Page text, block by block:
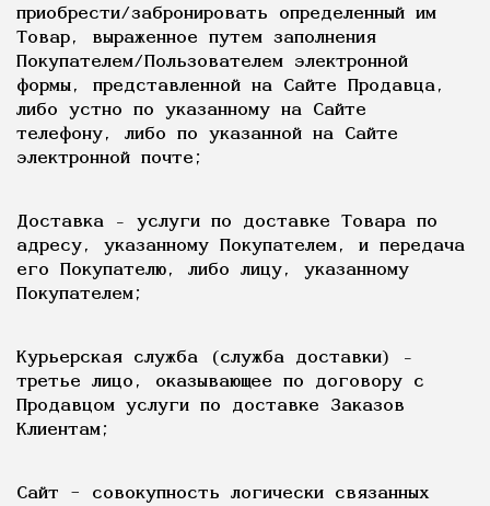
приобрести/забронировать определенный им
Товар, выраженное путем заполнения
Покупателем/Пользователем электронной
формы, представленной на Сайте Продавца,
либо устно по указанному на Сайте
телефону, либо по указанной на Сайте
электронной почте;
Доставка - услуги по доставке Товара по
адресу, указанному Покупателем, и передача
его Покупателю, либо лицу, указанному
Покупателем;
Курьерская служба (служба доставки) -
третье лицо, оказывающее по договору с
Продавцом услуги по доставке Заказов
Клиентам;
Сайт – совокупность логически связанных